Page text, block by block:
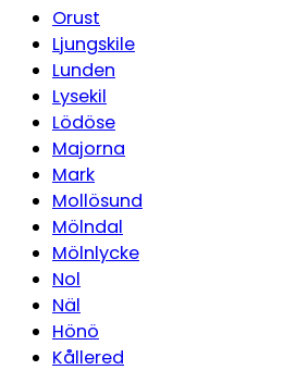
Orust
Ljungskile
Lunden
Lysekil
Lödöse
Majorna
Mark
Mollösund
Mölndal
Mölnlycke
Nol
Näl
Hönö
Kållered